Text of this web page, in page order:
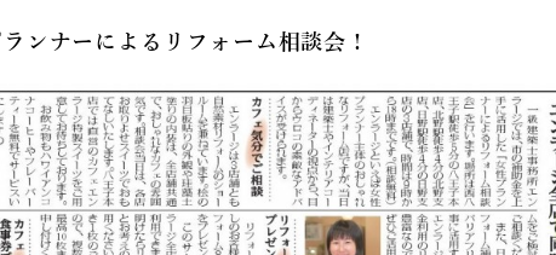
ナーによるリフォーム相談会！